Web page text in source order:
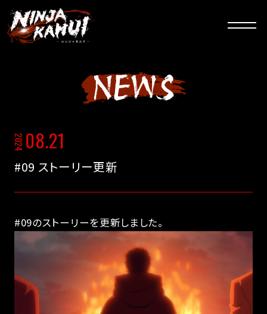
NEWS
2024 08.21
#09 ストーリー更新
#09のストーリーを更新しました。